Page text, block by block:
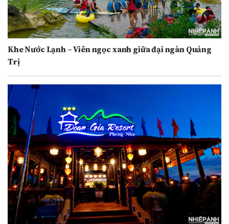
Khe Nước Lạnh – Viên ngọc xanh giữa đại ngàn Quảng
Trị